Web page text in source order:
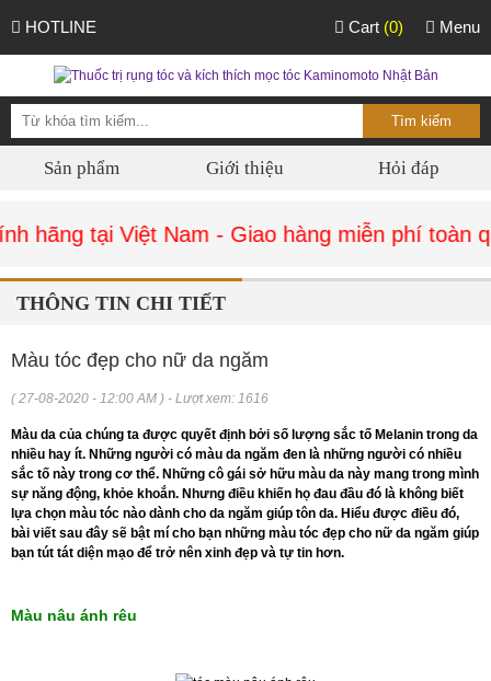
HOTLINE Menu
Cart (0)
Sản phẩm Giới thiệu Hỏi đáp
hãng tại Việt Nam - Giao hàng miễn phí toàn
THÔNG TIN CHI TIẾT
Màu tóc đẹp cho nữ da ngăm
( 27-08-2020 - 12:00 AM ) - Lượt xem: 1616
Màu da của chúng ta được quyết định bởi số lượng sắc tố Melanin trong da
nhiều hay ít. Những người có màu da ngăm đen là những người có nhiều
sắc tố này trong cơ thể. Những cô gái sở hữu màu da này mang trong mình
sự năng động, khỏe khoắn. Nhưng điều khiến họ đau đầu đó là không biết
lựa chọn màu tóc nào dành cho da ngăm giúp tôn da. Hiểu được điều đó,
bài viết sau đây sẽ bật mí cho bạn những màu tóc đẹp cho nữ da ngăm giúp
bạn tút tát diện mạo để trở nên xinh đẹp và tự tin hơn.
Màu nâu ánh rêu